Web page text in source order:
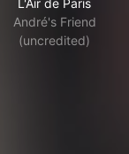
L'Air de Paris
André's Friend
(uncredited)